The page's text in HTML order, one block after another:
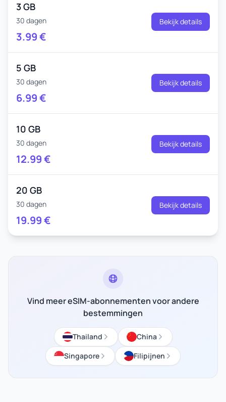
3 GB
30 dagen
3.99€
Bekijk details
5 GB
30 dagen
6.99€
Bekijk details
10 GB
30 dagen
12.99€
Bekijk details
20 GB
30 dagen
19.99€
Bekijk details
Vind meer eSIM-abonnementen voor andere
bestemmingen
Thailand
China
Singapore
Filipijnen